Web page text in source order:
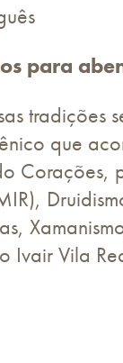
para
tradições
que
Corações,
Ivair Vila